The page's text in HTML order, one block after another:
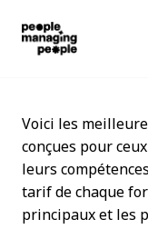
Voici les
conçues pour
leurs
tarif de chaque
principaux et les